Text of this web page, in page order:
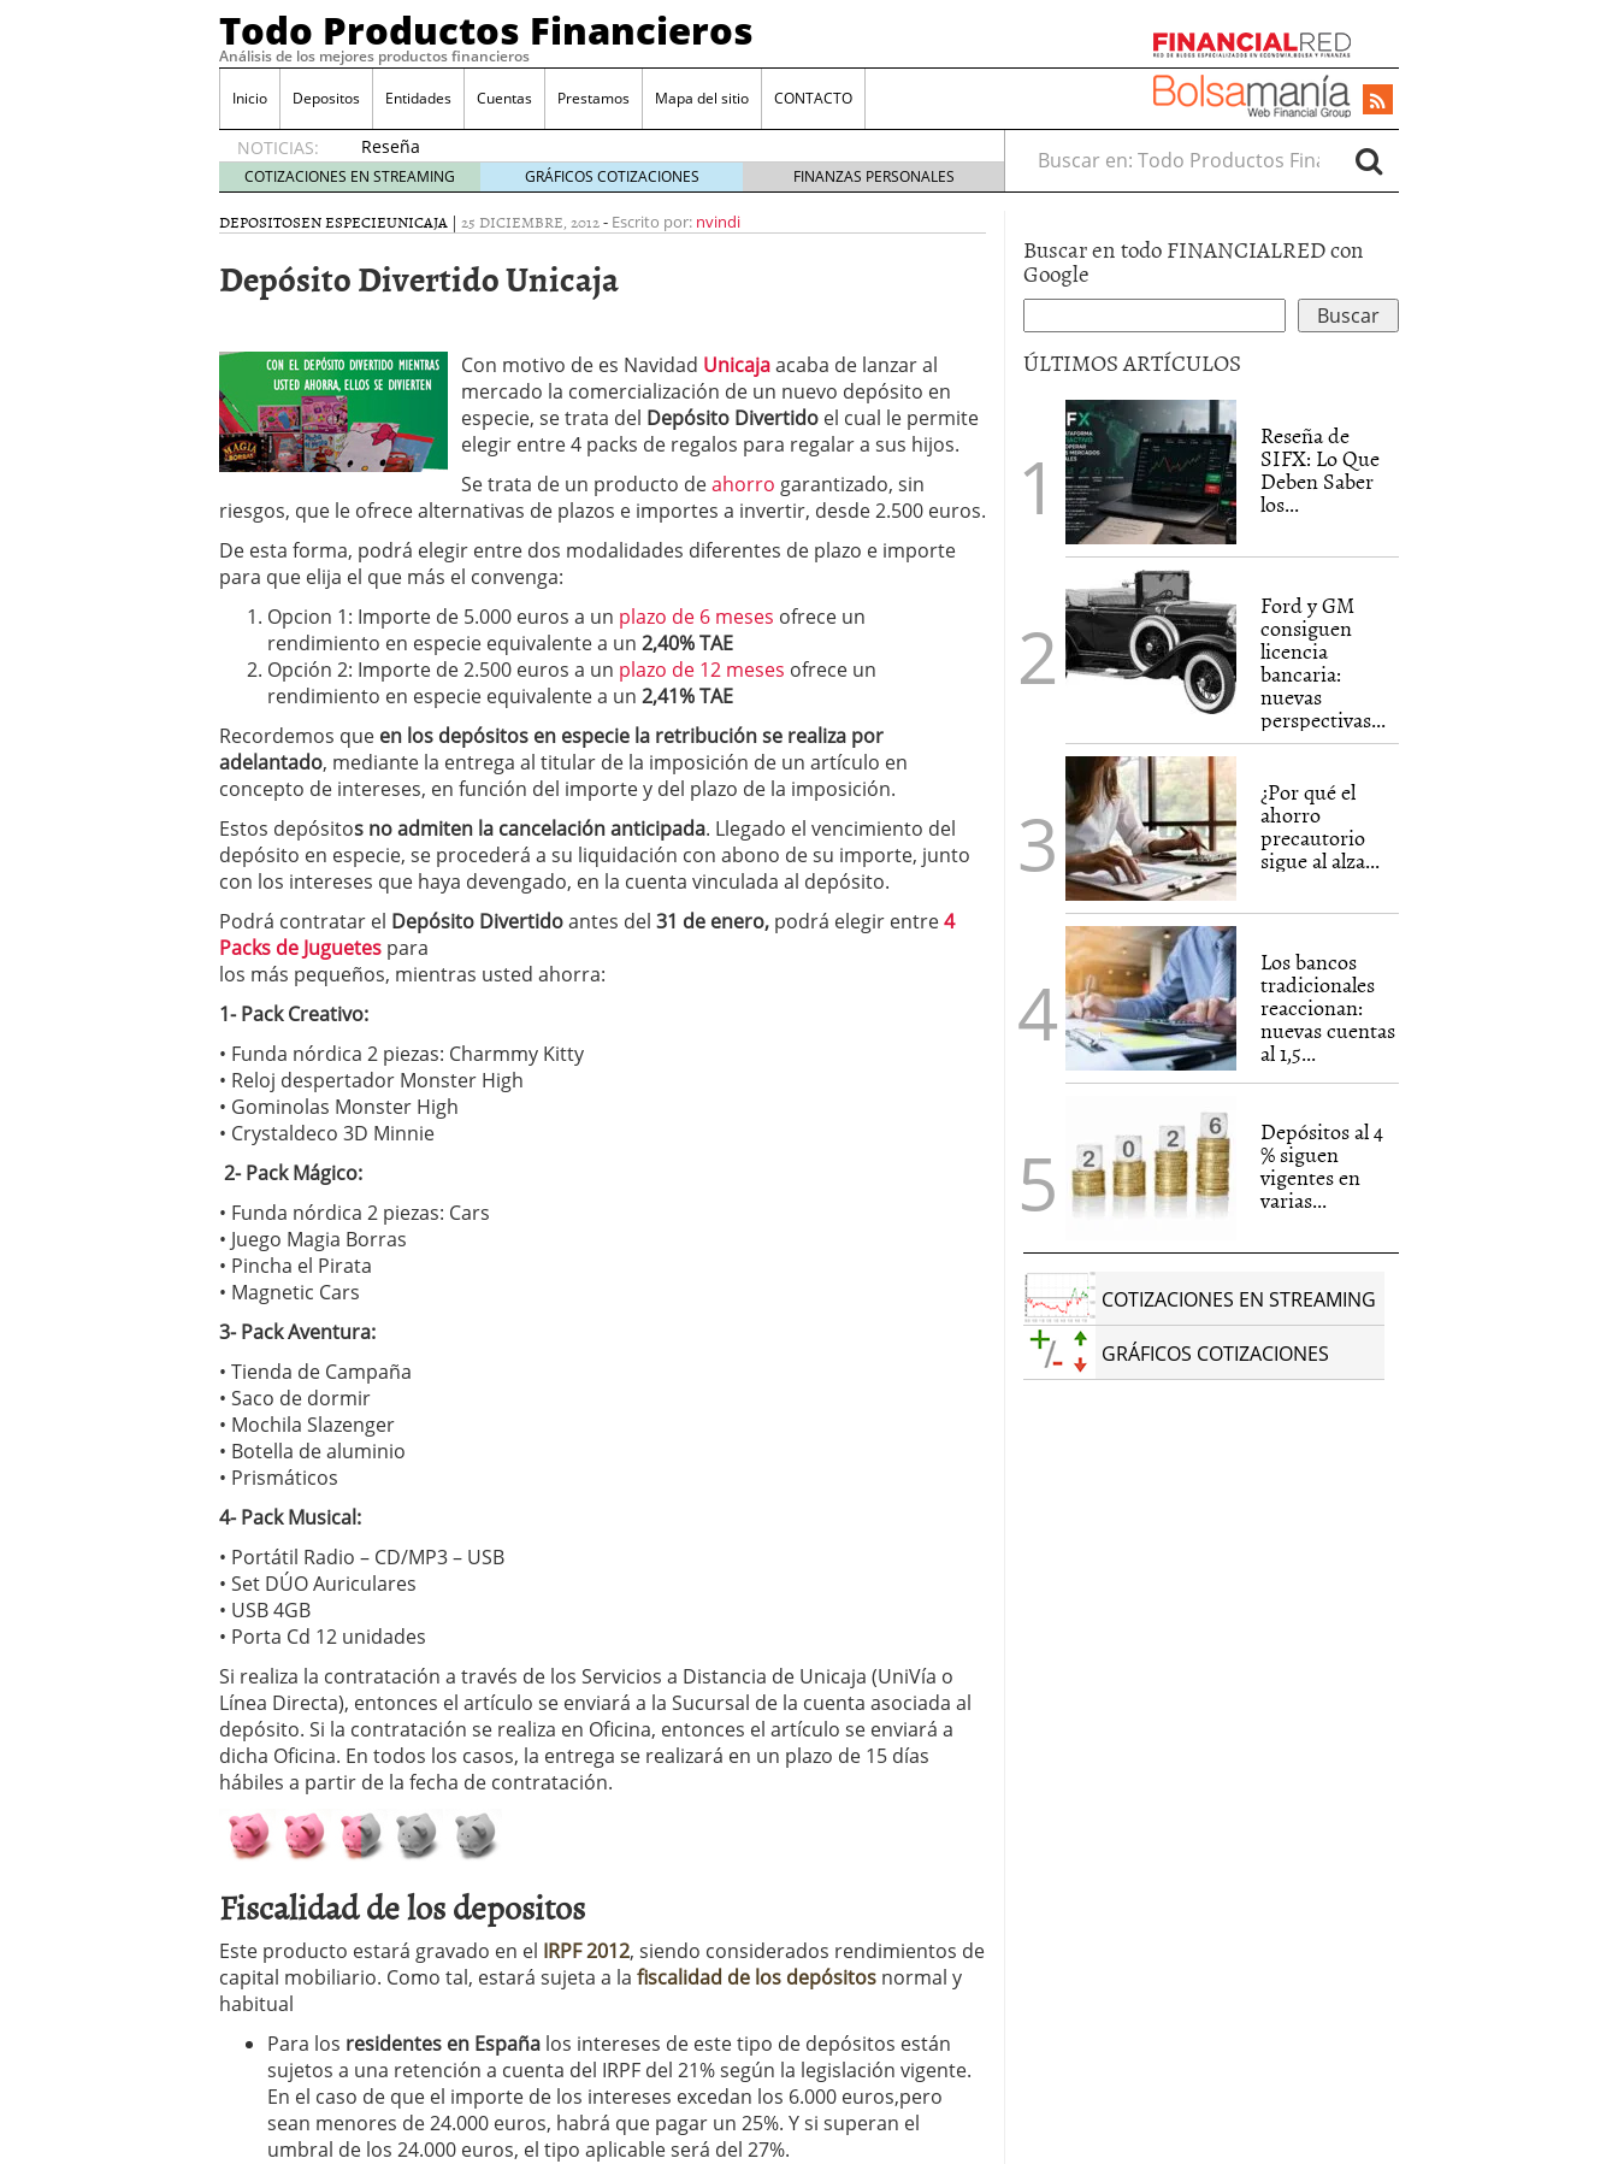
Todo Productos Financieros
Análisis de los mejores productos financieros
Inicio Depositos Entidades Cuentas Prestamos Mapa del sitio CONTACTO
NOTICIAS:
Reseña
de SIFX:
Lo Que
Deben
los
Traders
Operar
29/06/2026
Ford y GM consiguen licencia bancaria: nuevas perspectivas para productos
financieros ligados al sector automotriz 26/01/2026
¿Por qué el ahorro precautorio sigue al alza entre los hogares? 21/01/2026
Los bancos tradicionales reaccionan: nuevas cuentas al 1,5 % tras la
presión de los neobancos 12/01/2026
condiciones pedir? 09/01/2026
COTIZACIONES EN STREAMING GRÁFICOS COTIZACIONES FINANZAS PERSONALES
Buscar en:
DEPOSITOSEN ESPECIEUNICAJA | 25 DICIEMBRE, 2012- Escrito por: nvindi
Depósito Divertido Unicaja
Con motivo de es Navidad Unicajaacaba de lanzar al
mercado la comercialización de un nuevo depósito en
especie, se trata del Depósito Divertido el cual le permite
elegir entre 4 packs de regalos para regalar a sus hijos.
Se trata de un producto deahorro garantizado, sin
riesgos, que le ofrece alternativas de plazos e importes a invertir, desde 2.500 euros.
De esta forma, podrá elegir entre dos modalidades diferentes de plazo e importe
para que elija el que más el convenga:
Opcion 1: Importe de 5.000 euros a un plazo de 6 meses ofrece un
rendimiento en especie equivalente a un 2,40% TAE
Opción 2: Importe de 2.500 euros a un plazo de 12 meses ofrece un
rendimiento en especie equivalente a un 2,41% TAE
Recordemos que en los depósitos en especie la retribución se realiza por
adelantado, mediante la entrega al titular de la imposición de un artículo en
concepto de intereses, en función del importe y del plazo de la imposición.
Estos depósitos no admiten la cancelación anticipada. Llegado el vencimiento del
depósito en especie, se procederá a su liquidación con abono de su importe, junto
con los intereses que haya devengado, en la cuenta vinculada al depósito.
Podrá contratar el Depósito Divertidoantes del 31 de enero, podrá elegir entre4
Packs de Juguetes para
los más pequeños, mientras usted ahorra:
1- Pack Creativo:
• Funda nórdica 2 piezas: Charmmy Kitty
• Reloj despertador Monster High
• Gominolas Monster High
• Crystaldeco 3D Minnie
2- Pack Mágico:
• Funda nórdica 2 piezas: Cars
• Juego Magia Borras
• Pincha el Pirata
• Magnetic Cars
3- Pack Aventura:
• Tienda de Campaña
• Saco de dormir
• Mochila Slazenger
• Botella de aluminio
• Prismáticos
4- Pack Musical:
• Portátil Radio – CD/MP3 – USB
• Set DÚO Auriculares
• USB 4GB
• Porta Cd 12 unidades
Si realiza la contratación a través de los Servicios a Distancia de Unicaja (UniVía o
Línea Directa), entonces el artículo se enviará a la Sucursal de la cuenta asociada al
depósito. Si la contratación se realiza en Oficina, entonces el artículo se enviará a
dicha Oficina. En todos los casos, la entrega se realizará en un plazo de 15 días
hábiles a partir de la fecha de contratación.
Fiscalidad de los depositos
Este producto estará gravado en el IRPF 2012, siendo considerados rendimientos de
capital mobiliario. Como tal, estará sujeta a la fiscalidad de los depósitos normal y
habitual
Para los residentes en España los intereses de este tipo de depósitos están
sujetos a una retención a cuenta del IRPF del 21% según la legislación vigente.
En el caso de que el importe de los intereses excedan los 6.000 euros,pero
sean menores de 24.000 euros, habrá que pagar un 25%. Y si superan el
umbral de los 24.000 euros, el tipo aplicable será del 27%.
Buscar en todo FINANCIALRED con
Google
ÚLTIMOS ARTÍCULOS
Reseña de
SIFX: Lo Que
Deben Saber
los...
Ford y GM
consiguen
licencia
bancaria:
nuevas
perspectivas...
¿Por qué el
ahorro
precautorio
sigue al alza...
Los bancos
tradicionales
reaccionan:
nuevas cuentas
al 1,5...
Depósitos al 4
% siguen
vigentes en
varias...
COTIZACIONES EN STREAMING
GRÁFICOS COTIZACIONES